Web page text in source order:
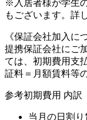
※入居者様が学生
もございます。詳
《保証会社加入に
提携保証会社にご
ては、初期費用支
証料＝月額賃料等
参考初期費用 内訳
当月の日割り